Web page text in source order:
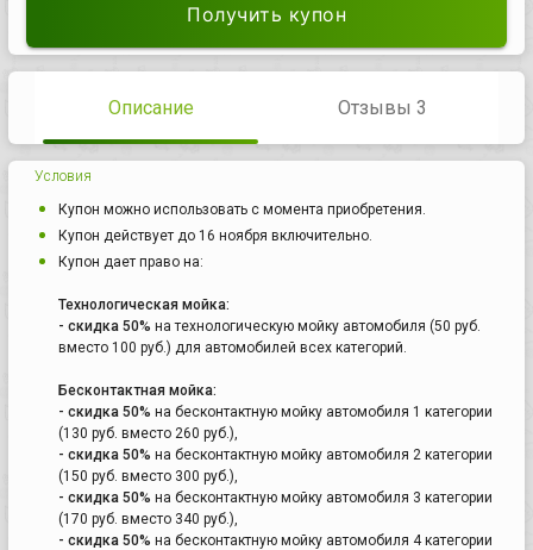
Получить купон
Описание Отзывы 3
Условия
Купон можно использовать с момента приобретения.
Купон действует до 16 ноября включительно.
Купон дает право на:
Технологическая мойка:
- скидка 50% на технологическую мойку автомобиля (50 руб.
вместо 100 руб.) для автомобилей всех категорий.
Бесконтактная мойка:
- скидка 50% на бесконтактную мойку автомобиля 1 категории
(130 руб. вместо 260 руб.),
- скидка 50% на бесконтактную мойку автомобиля 2 категории
(150 руб. вместо 300 руб.),
- скидка 50% на бесконтактную мойку автомобиля 3 категории
(170 руб. вместо 340 руб.),
- скидка 50% на бесконтактную мойку автомобиля 4 категории